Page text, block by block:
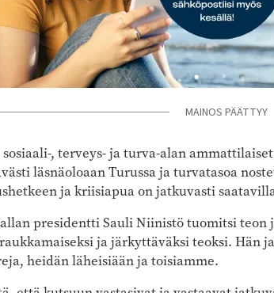
MAINOS PÄÄTTYY
sosiaali-, terveys- ja turva-alan
läsnäoloaan Turussa ja turvatasoa
ja kriisiapua on jatkuvasti
presidentti Sauli Niinistö tuomitsi
ja järkyttäväksi teoksi. Hän
heidän läheisiään ja toisiamme.